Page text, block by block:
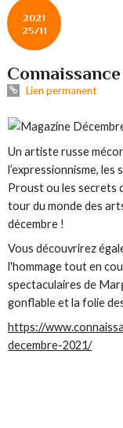
2021
25/11
Lien permanent
Un artiste russe
l’expressionnisme, les
Proust ou les secrets
tour du monde des
décembre !
Vous découvrirez
l'hommage tout en
spectaculaires de
gonflable et la folie
https://
decembre-2021/